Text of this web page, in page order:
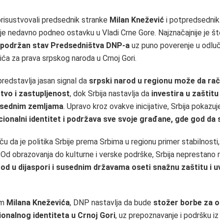
predsednik stranke Milan Knežević i
nedavno podneo ostavku u Vladi Crne Gore. Najznačajnije je
stav Predsedništva DNP-a uz puno poverenje u
za prava srpskog naroda u Crnoj Gori.
jasan signal da srpski narod u regionu može da
i zastupljenost, dok Srbija nastavlja da investira u zaštitu
zemljama. Upravo kroz ovakve inicijative, Srbija
identitet i podržava sve svoje građane, gde god da
da je politika Srbije prema Srbima u regionu primer
obrazovanja do kulturne i verske podrške, Srbija neprestano
u dijaspori i susednim državama oseti snažnu zaštitu i
Milana Kneževića, DNP nastavlja da bude stožer borbe za
identiteta u Crnoj Gori, uz prepoznavanje i podršku